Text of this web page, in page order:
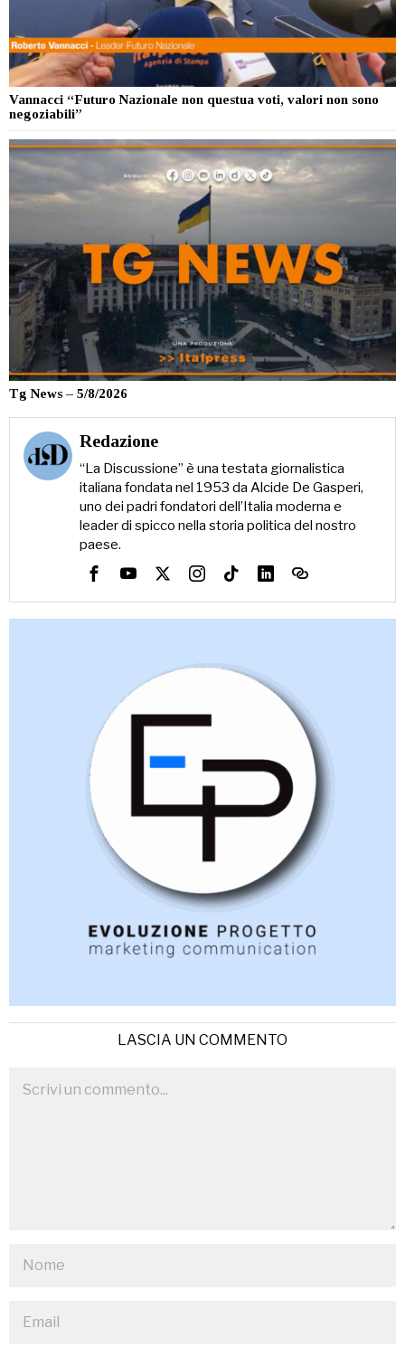
Vannacci “Futuro Nazionale non questua voti, valori non sono
negoziabili”
Tg News – 5/8/2026
Redazione
“La Discussione” è una testata giornalistica
italiana fondata nel 1953 da Alcide De Gasperi,
uno dei padri fondatori dell’Italia moderna e
leader di spicco nella storia politica del nostro
paese.
LASCIA UN COMMENTO